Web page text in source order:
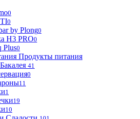
0
0
by Plong0
H3 PRO0
Plus0
Продукты питания
Бакалея 41
0
11
1
19
10